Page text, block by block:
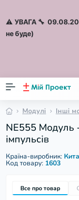
⚠️ УВАГА 🔧
не буде)
Модулі Інші
NE555 Модуль
імпульсів
Країна-виробник:
Код товару: 1603
Все про товар